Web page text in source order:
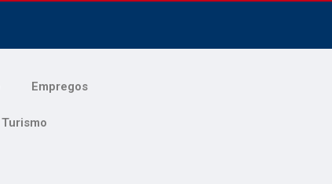
Empregos
Turismo